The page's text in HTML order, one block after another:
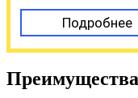
Подробнее